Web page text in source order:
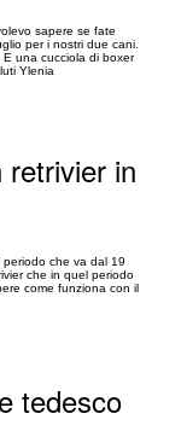
sapere se fate
per i nostri due cani.
una cucciola di boxer
Ylenia
retrivier in
che va dal 19
che in quel periodo
come funziona con il
tedesco